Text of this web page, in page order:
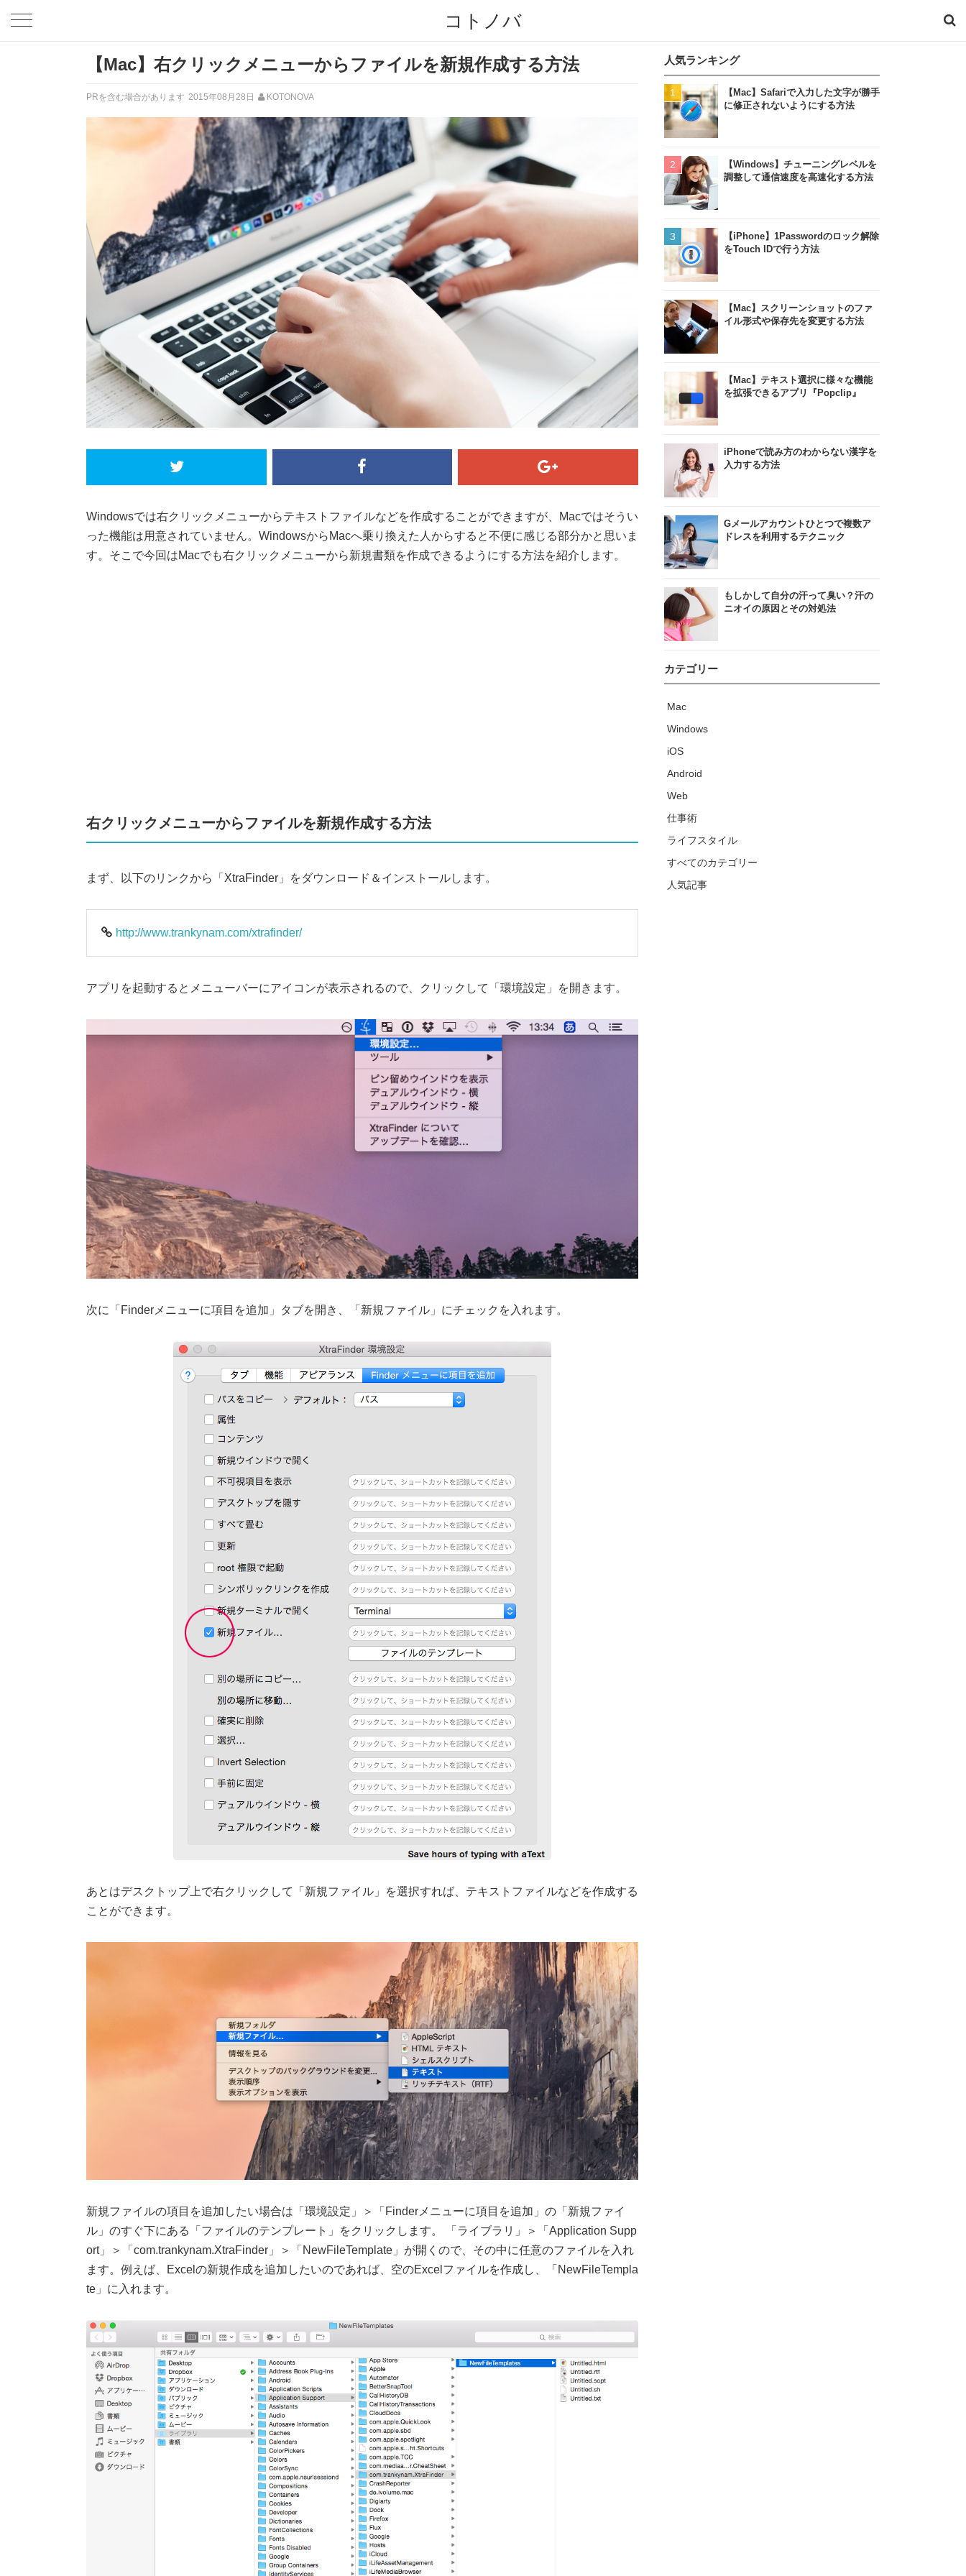
コトノバ
【Mac】右クリックメニューからファイルを新規作成する方法
PRを含む場合があります 2015年08月28日 KOTONOVA
Windowsでは右クリックメニューからテキストファイルなどを作成することができますが、Macではそうい
った機能は用意されていません。WindowsからMacへ乗り換えた人からすると不便に感じる部分かと思いま
す。そこで今回はMacでも右クリックメニューから新規書類を作成できるようにする方法を紹介します。
右クリックメニューからファイルを新規作成する方法
まず、以下のリンクから「XtraFinder」をダウンロード＆インストールします。
http://www.trankynam.com/xtrafinder/
アプリを起動するとメニューバーにアイコンが表示されるので、クリックして「環境設定」を開きます。
次に「Finderメニューに項目を追加」タブを開き、「新規ファイル」にチェックを入れます。
あとはデスクトップ上で右クリックして「新規ファイル」を選択すれば、テキストファイルなどを作成する
ことができます。
新規ファイルの項目を追加したい場合は「環境設定」＞「Finderメニューに項目を追加」の「新規ファイ
ル」のすぐ下にある「ファイルのテンプレート」をクリックします。 「ライブラリ」＞「Application Supp
ort」＞「com.trankynam.XtraFinder」＞「NewFileTemplate」が開くので、その中に任意のファイルを入れ
ます。例えば、Excelの新規作成を追加したいのであれば、空のExcelファイルを作成し、「NewFileTempla
te」に入れます。
人気ランキング
【Mac】Safariで入力した文字が勝手
に修正されないようにする方法
【Windows】チューニングレベルを
調整して通信速度を高速化する方法
【iPhone】1Passwordのロック解除
をTouch IDで行う方法
【Mac】スクリーンショットのファ
イル形式や保存先を変更する方法
【Mac】テキスト選択に様々な機能
を拡張できるアプリ『Popclip』
iPhoneで読み方のわからない漢字を
入力する方法
Gメールアカウントひとつで複数ア
ドレスを利用するテクニック
もしかして自分の汗って臭い？汗の
ニオイの原因とその対処法
カテゴリー
Mac
Windows
iOS
Android
Web
仕事術
ライフスタイル
すべてのカテゴリー
人気記事